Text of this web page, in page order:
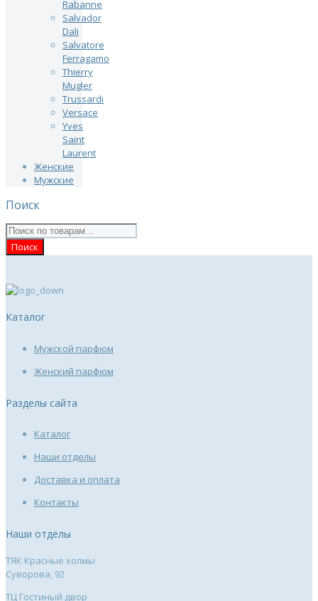
Rabanne
Salvador
Dali
Salvatore
Ferragamo
Thierry
Mugler
Trussardi
Versace
Yves
Saint
Laurent
Женские
Мужские
Поиск
Искать:
Каталог
Мужской парфюм
Женский парфюм
Разделы сайта
Каталог
Наши отделы
Доставка и оплата
Контакты
Наши отделы
ТЯК Красные холмы
Суворова, 92
ТЦ Гостиный двор